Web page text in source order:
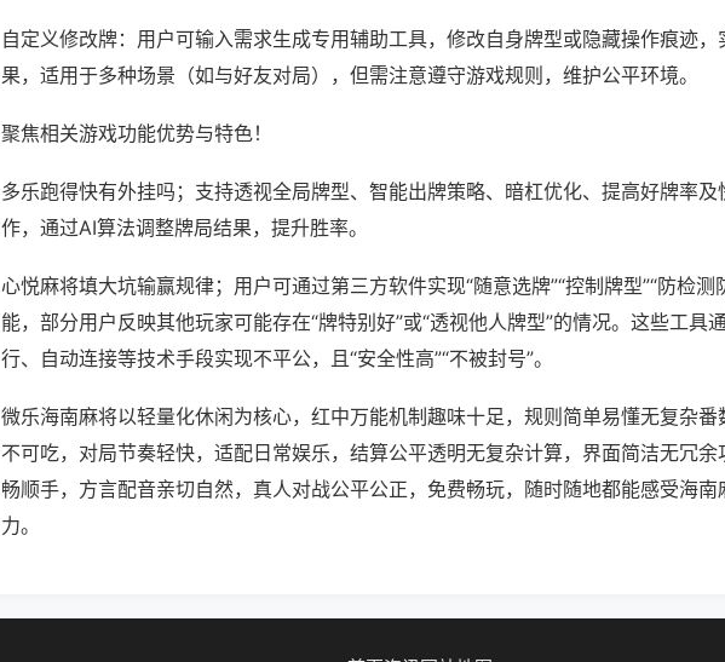
自定义修改牌：用户可输入需求生成专用辅助工具，修改自身牌型或隐藏操作痕迹，
果，适用于多种场景（如与好友对局），但需注意遵守游戏规则，维护公平环境。
聚焦相关游戏功能优势与特色！
多乐跑得快有外挂吗；支持透视全局牌型、智能出牌策略、暗杠优化、提高好牌率及
作，通过AI算法调整牌局结果，提升胜率。
心悦麻将填大坑输赢规律；用户可通过第三方软件实现“随意选牌”“控制牌型”“防检测
能，部分用户反映其他玩家可能存在“牌特别好”或“透视他人牌型”的情况。这些工具
行、自动连接等技术手段实现不平公，且“安全性高”“不被封号”。
微乐海南麻将以轻量化休闲为核心，红中万能机制趣味十足，规则简单易懂无复杂番
不可吃，对局节奏轻快，适配日常娱乐，结算公平透明无复杂计算，界面简洁无冗余
畅顺手，方言配音亲切自然，真人对战公平公正，免费畅玩，随时随地都能感受海南
力。